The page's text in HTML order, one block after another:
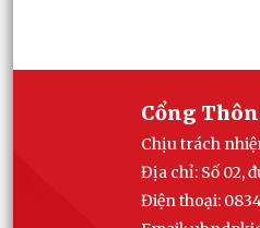
Cổng
Chịu trách
Địa chỉ: Số 02,
Điện thoại: